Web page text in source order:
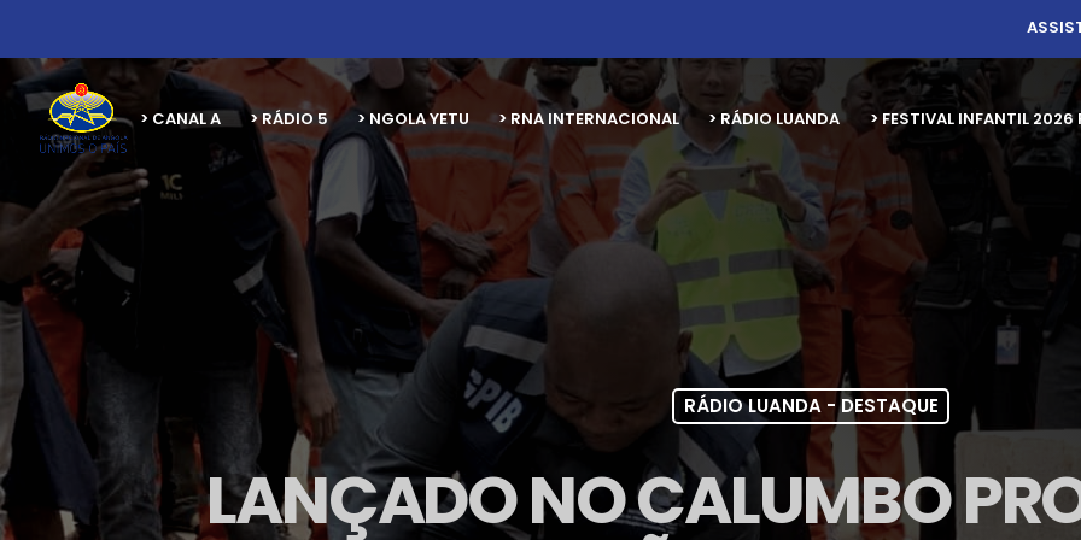
> CANAL A > RÁDIO 5 > NGOLA YETU > RNA INTERNACIONAL > RÁDIO LUANDA > FESTIVAL INFANTIL
RÁDIO LUANDA - DESTAQUE
LANÇADO NO CALUMBO